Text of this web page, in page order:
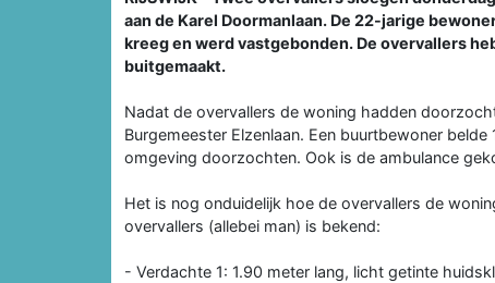
aan de Karel Doormanlaan. De 22-jarige
kreeg en werd vastgebonden. De overvallers
buitgemaakt.
Nadat de overvallers de woning hadden
Burgemeester Elzenlaan. Een buurtbewoner
omgeving doorzochten. Ook is de ambulance
Het is nog onduidelijk hoe de overvallers de
overvallers (allebei man) is bekend:
- Verdachte 1: 1.90 meter lang, licht getinte